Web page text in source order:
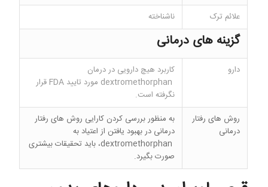
علائم ترک ناشناخته
گزینه های درمانی
دارو
کاربرد هیچ دارویی در درمان
dextromethorphan مورد تایید FDA قرار
نگرفته است.
روش های رفتار
درمانی
به منظور بررسی کردن کارایی روش های رفتار
درمانی در بهبود یافتن از اعتیاد به
dextromethorphan، باید تحقیقات بیشتری
صورت بگیرد.